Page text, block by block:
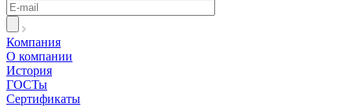
Компания
О компании
История
ГОСТы
Сертификаты